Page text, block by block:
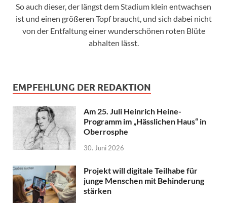
So auch dieser, der längst dem Stadium klein entwachsen
ist und einen größeren Topf braucht, und sich dabei nicht
von der Entfaltung einer wunderschönen roten Blüte
abhalten lässt.
EMPFEHLUNG DER REDAKTION
Am 25. Juli Heinrich Heine-
Programm im „Hässlichen Haus“ in
Oberrosphe
30. Juni 2026
Projekt will digitale Teilhabe für
junge Menschen mit Behinderung
stärken